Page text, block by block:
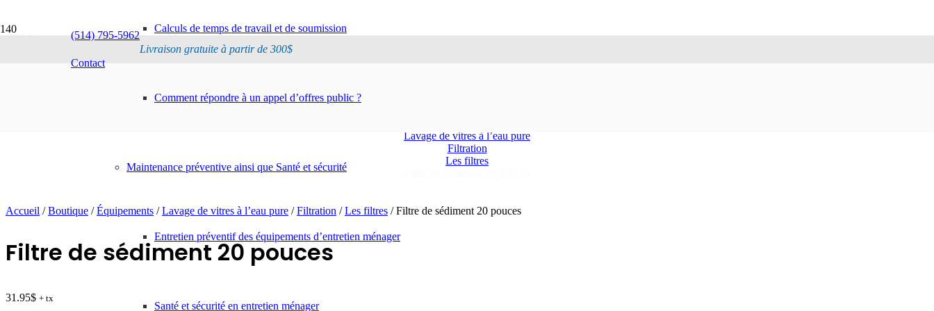
(514) 795-5962
Contact
Livraison gratuite à partir de 300$
Calculs de temps de travail et de soumission
Comment répondre à un appel d’offres public ?
Maintenance préventive ainsi que Santé et sécurité
Entretien préventif des équipements d’entretien ménager
Santé et sécurité en entretien ménager
Filtre de sédiment 20 pouces
Lavage de vitres à l’eau pure
Filtration
Les filtres
Accueil /Boutique /Équipements /Lavage de vitres à l’eau pure /Filtration /Les filtres / Filtre de sédiment 20 pouces
Filtre de sédiment 20 pouces
31.95$ + tx